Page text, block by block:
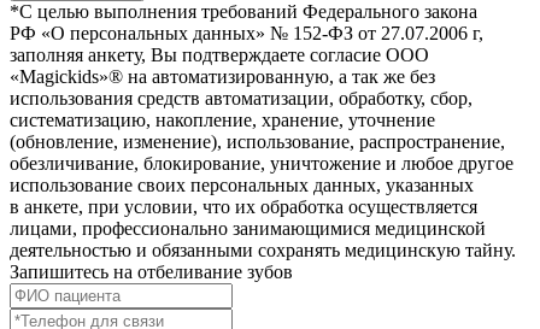
*С целью выполнения требований Федерального закона
РФ «О персональных данных» № 152-ФЗ от 27.07.2006 г,
заполняя анкету, Вы подтверждаете согласие ООО
«Magickids»® на автоматизированную, а так же без
использования средств автоматизации, обработку, сбор,
систематизацию, накопление, хранение, уточнение
(обновление, изменение), использование, распространение,
обезличивание, блокирование, уничтожение и любое другое
использование своих персональных данных, указанных
в анкете, при условии, что их обработка осуществляется
лицами, профессионально занимающимися медицинской
деятельностью и обязанными сохранять медицинскую тайну.
Запишитесь на отбеливание зубов